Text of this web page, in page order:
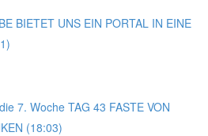
BIETET UNS EIN PORTAL IN EINE
7. Woche TAG 43 FASTE VON
(18:03)